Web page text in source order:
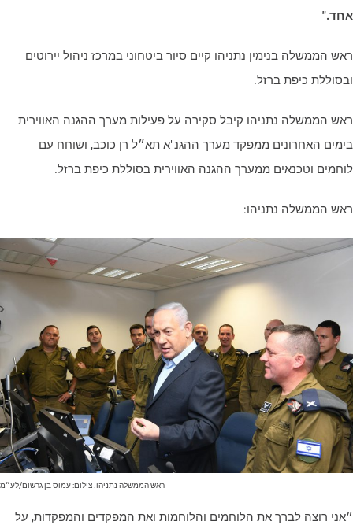
הממשלה בנימין נתניהו קיים סיור ביטחוני במרכז ניהול יירוטים
כיפת ברזל.
הממשלה נתניהו קיבל סקירה על פעילות מערך ההגנה האווירית
האחרונים ממפקד מערך ההגנ"א תא״ל רן כוכב, ושוחח עם
וטכנאים ממערך ההגנה האווירית בסוללת כיפת ברזל.
הממשלה נתניהו:
ראש הממשלה נתניהו. צילום: עמוס בן גרשום/לע״מ
רוצה לברך את הלוחמים והלוחמות ואת המפקדים והמפקדות, על